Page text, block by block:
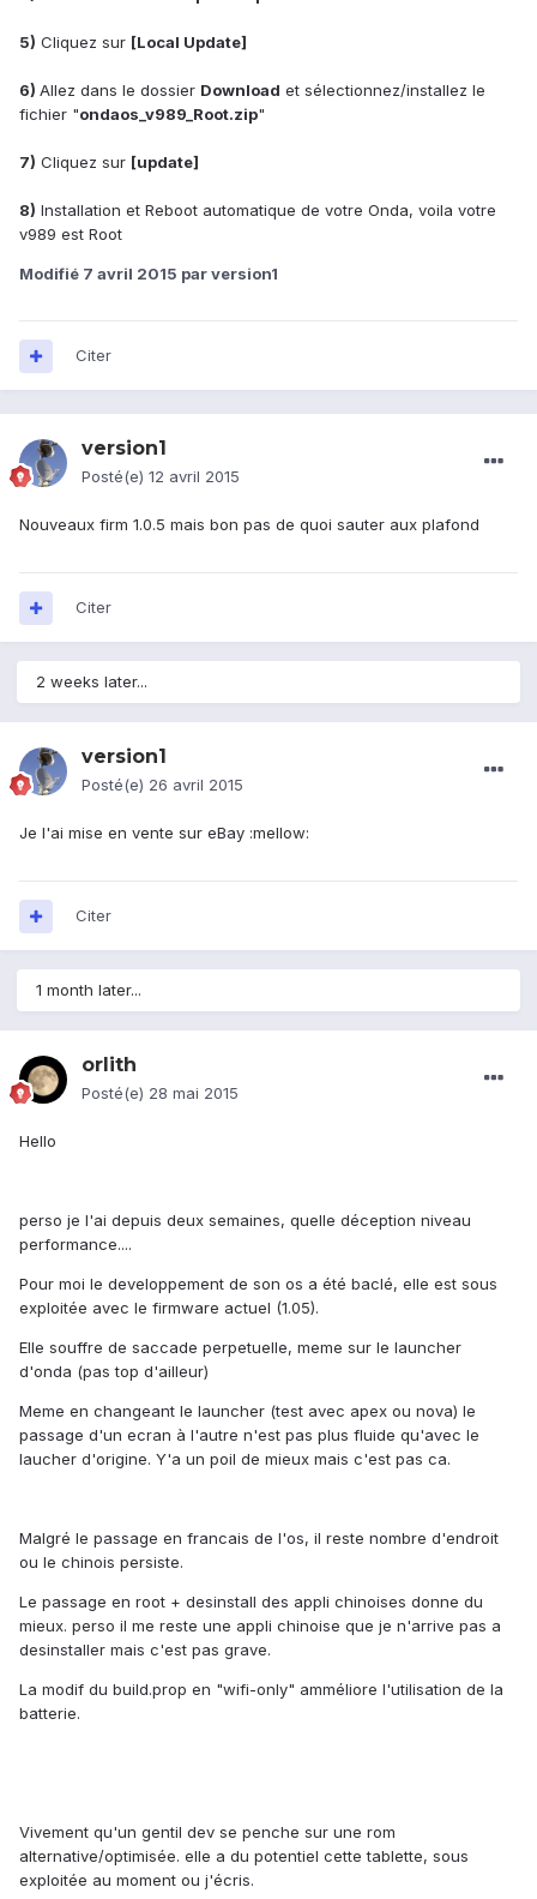
5) Cliquez sur [Local Update]
6) Allez dans le dossier Download et sélectionnez/installez le
fichier "ondaos_v989_Root.zip"
7) Cliquez sur [update]
8) Installation et Reboot automatique de votre Onda, voila votre
v989 est Root
Modifié 7 avril 2015 par version1
Citer
version1
Posté(e) 12 avril 2015
Nouveaux firm 1.0.5 mais bon pas de quoi sauter aux plafond
Citer
2 weeks later...
version1
Posté(e) 26 avril 2015
Je l'ai mise en vente sur eBay :mellow:
Citer
1 month later...
orlith
Posté(e) 28 mai 2015
Hello
perso je l'ai depuis deux semaines, quelle déception niveau
performance....
Pour moi le developpement de son os a été baclé, elle est sous
exploitée avec le firmware actuel (1.05).
Elle souffre de saccade perpetuelle, meme sur le launcher
d'onda (pas top d'ailleur)
Meme en changeant le launcher (test avec apex ou nova) le
passage d'un ecran à l'autre n'est pas plus fluide qu'avec le
laucher d'origine. Y'a un poil de mieux mais c'est pas ca.
Malgré le passage en francais de l'os, il reste nombre d'endroit
ou le chinois persiste.
Le passage en root + desinstall des appli chinoises donne du
mieux. perso il me reste une appli chinoise que je n'arrive pas a
desinstaller mais c'est pas grave.
La modif du build.prop en "wifi-only" amméliore l'utilisation de la
batterie.
Vivement qu'un gentil dev se penche sur une rom
alternative/optimisée. elle a du potentiel cette tablette, sous
exploitée au moment ou j'écris.